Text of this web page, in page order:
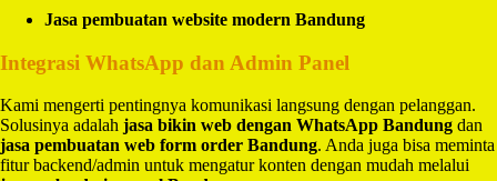
Jasa pembuatan website modern Bandung
Integrasi WhatsApp dan Admin Panel
Kami mengerti pentingnya komunikasi langsung dengan pelanggan.
Solusinya adalah jasa bikin web dengan WhatsApp Bandung dan
jasa pembuatan web form order Bandung. Anda juga bisa meminta
fitur backend/admin untuk mengatur konten dengan mudah melalui